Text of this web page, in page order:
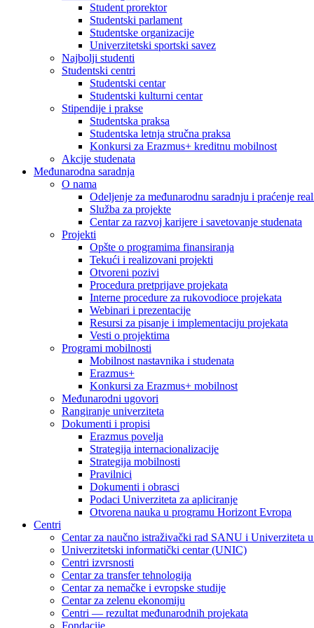
Student prorektor
Studentski parlament
Studentske organizacije
Univerzitetski sportski savez
Najbolji studenti
Studentski centri
Studentski centar
Studentski kulturni centar
Stipendije i prakse
Studentska praksa
Studentska letnja stručna praksa
Konkursi za Erazmus+ kreditnu mobilnost
Akcije studenata
Međunarodna saradnja
O nama
Odeljenje za međunarodnu saradnju i praćenje
Služba za projekte
Centar za razvoj karijere i savetovanje studenata
Projekti
Opšte o programima finansiranja
Tekući i realizovani projekti
Otvoreni pozivi
Procedura pretprijave projekata
Interne procedure za rukovodioce projekata
Webinari i prezentacije
Resursi za pisanje i implementaciju projekata
Vesti o projektima
Programi mobilnosti
Mobilnost nastavnika i studenata
Erazmus+
Konkursi za Erazmus+ mobilnost
Međunarodni ugovori
Rangiranje univerziteta
Dokumenti i propisi
Erazmus povelja
Strategija internacionalizacije
Strategija mobilnosti
Pravilnici
Dokumenti i obrasci
Podaci Univerziteta za apliciranje
Otvorena nauka u programu Horizont Evropa
Centri
Centar za naučno istraživački rad SANU i Univerziteta
Univerzitetski informatički centar (UNIC)
Centri izvrsnosti
Centar za transfer tehnologija
Centar za nemačke i evropske studije
Centar za zelenu ekonomiju
Centri — rezultat međunarodnih projekata
Fondacije